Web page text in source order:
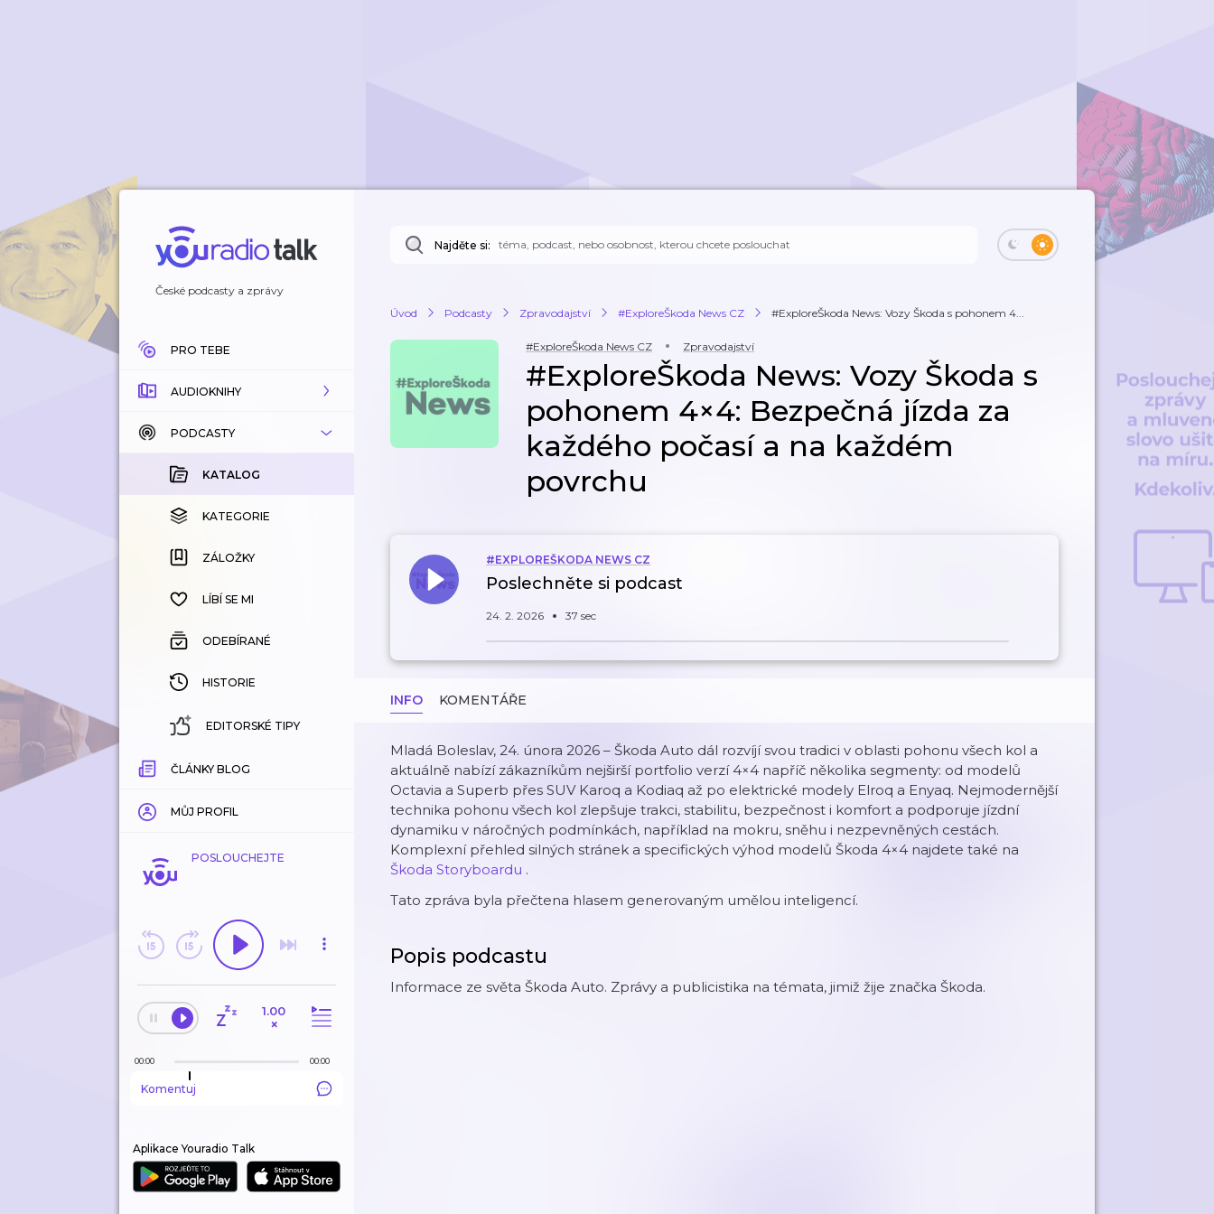
České podcasty a zprávy
PRO TEBE
AUDIOKNIHY
KATALOG
KOUPENÉ
KATEGORIE
ZÁLOŽKY
HISTORIE
PODCASTY
KATALOG
KATEGORIE
ZÁLOŽKY
LÍBÍ SE MI
ODEBÍRANÉ
HISTORIE
EDITORSKÉ TIPY
ČLÁNKY BLOG
MŮJ PROFIL
POSLOUCHEJTE
1.00
×
00:00 00:00
Komentuj
Aplikace Youradio Talk
Najděte si:
Úvod Podcasty Zpravodajství #ExploreŠkoda News CZ #ExploreŠkoda News: Vozy Škoda s pohonem 4...
#ExploreŠkoda News CZ Zpravodajství
#ExploreŠkoda News: Vozy Škoda s
pohonem 4×4: Bezpečná jízda za
každého počasí a na každém
povrchu
#EXPLOREŠKODA NEWS CZ
Poslechněte si podcast
24. 2. 2026 37 sec
INFO KOMENTÁŘE
Mladá Boleslav, 24. února 2026 – Škoda Auto dál rozvíjí svou tradici v oblasti pohonu všech kol a
aktuálně nabízí zákazníkům nejširší portfolio verzí 4×4 napříč několika segmenty: od modelů
Octavia a Superb přes SUV Karoq a Kodiaq až po elektrické modely Elroq a Enyaq. Nejmodernější
technika pohonu všech kol zlepšuje trakci, stabilitu, bezpečnost i komfort a podporuje jízdní
dynamiku v náročných podmínkách, například na mokru, sněhu i nezpevněných cestách.
Komplexní přehled silných stránek a specifických výhod modelů Škoda 4×4 najdete také na
Škoda Storyboardu .
Tato zpráva byla přečtena hlasem generovaným umělou inteligencí.
Popis podcastu
Informace ze světa Škoda Auto. Zprávy a publicistika na témata, jimiž žije značka Škoda.